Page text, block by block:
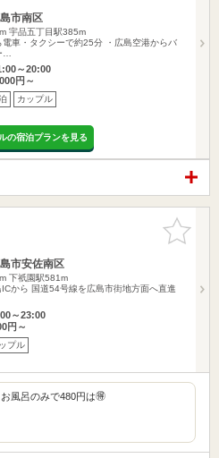
市南区
宇品五丁目駅385m
電車・タクシーで約25分 ・広島空港からバ
…
～20:00
円～
カップル
の宿泊プランを見る
お気に入
りに追加
市安佐南区
下祇園駅581m
から 国道54号線を広島市街地方面へ直進
～23:00
円～
プル
風呂のみで480円は🉐